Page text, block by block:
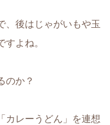
、後はじゃがいもや玉
よね。
のか？
カレーうどん」を連想